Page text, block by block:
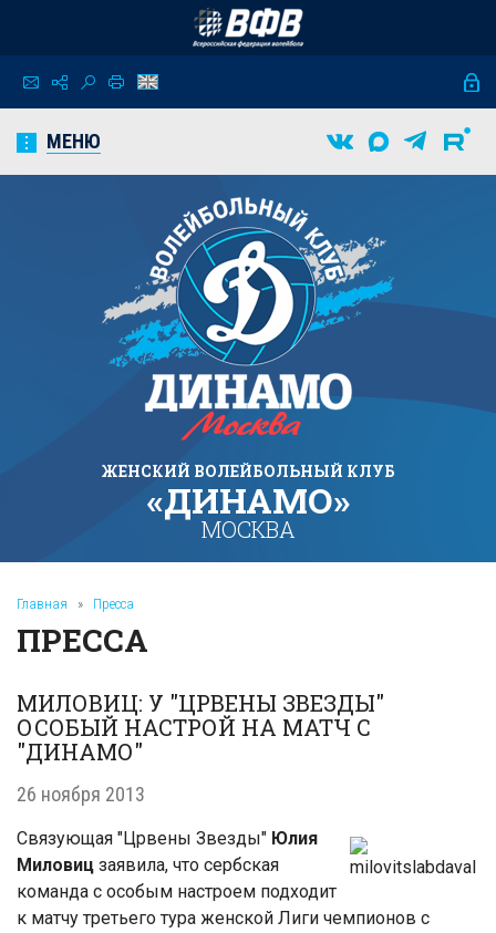
МЕНЮ
ЖЕНСКИЙ ВОЛЕЙБОЛЬНЫЙ КЛУБ
«ДИНАМО»
МОСКВА
Главная » Пресса
ПРЕССА
МИЛОВИЦ: У "ЦРВЕНЫ ЗВЕЗДЫ"
ОСОБЫЙ НАСТРОЙ НА МАТЧ С
"ДИНАМО"
26 ноября 2013
Связующая "Црвены Звезды" Юлия
Миловиц заявила, что сербская
команда с особым настроем подходит
к матчу третьего тура женской Лиги чемпионов с